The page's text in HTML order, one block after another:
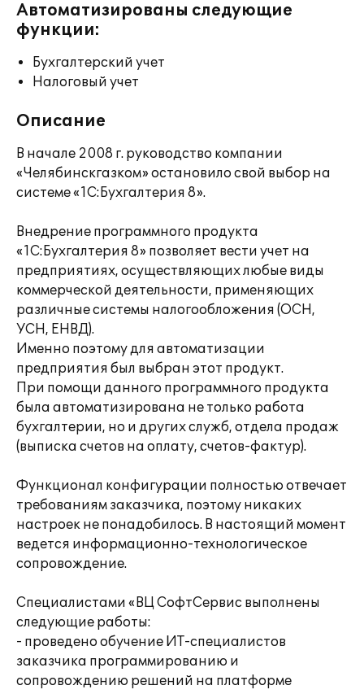
Автоматизированы следующие
функции:
Бухгалтерский учет
Налоговый учет
Описание
В начале 2008 г. руководство компании
«Челябинскгазком» остановило свой выбор на
системе «1С:Бухгалтерия 8».
Внедрение программного продукта
«1С:Бухгалтерия 8» позволяет вести учет на
предприятиях, осуществляющих любые виды
коммерческой деятельности, применяющих
различные системы налогообложения (ОСН,
УСН, ЕНВД).
Именно поэтому для автоматизации
предприятия был выбран этот продукт.
При помощи данного программного продукта
была автоматизирована не только работа
бухгалтерии, но и других служб, отдела продаж
(выписка счетов на оплату, счетов-фактур).
Функционал конфигурации полностью отвечает
требованиям заказчика, поэтому никаких
настроек не понадобилось. В настоящий момент
ведется информационно-технологическое
сопровождение.
Специалистами «ВЦ СофтСервис выполнены
следующие работы:
- проведено обучение ИТ-специалистов
заказчика программированию и
сопровождению решений на платформе